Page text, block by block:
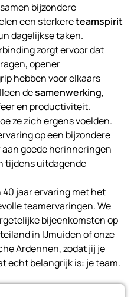
bijzondere
een sterkereteamspirit
dagelijkse taken.
zorgt ervoor dat
opener
hebben voor elkaars
desamenwerking,
en productiviteit.
ze zich ergens voelden.
op een bijzondere
goede herinneringen
tijdens uitdagende
40 jaar ervaring met het
teamervaringen. We
bijeenkomsten op
in IJmuiden of onze
Ardennen, zodat jij je
echt belangrijk is: je team.